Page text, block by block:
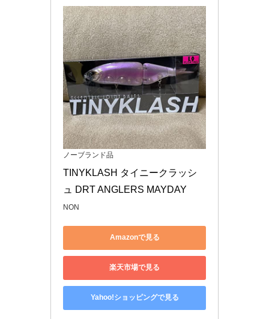
ノーブランド品
TINYKLASH タイニークラッシ
ュ DRT ANGLERS MAYDAY
NON
Amazonで見る
楽天市場で見る
Yahoo!ショッピングで見る